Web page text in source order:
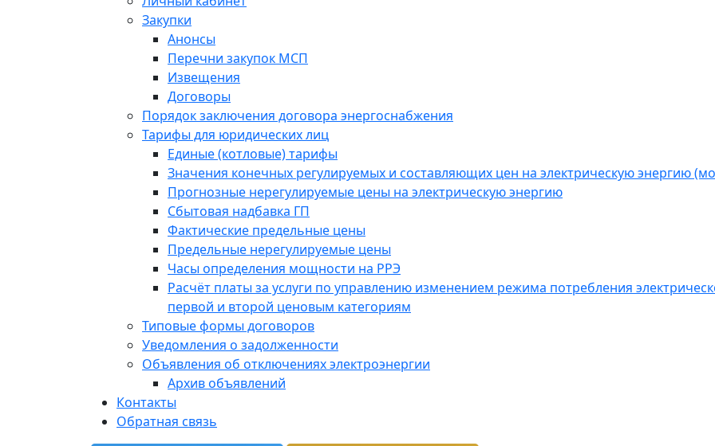
Закупки
Анонсы
Перечни закупок МСП
Извещения
Договоры
Порядок заключения договора энергоснабжения
Тарифы для юридических лиц
Единые (котловые) тарифы
Значения конечных регулируемых и составляющих цен на электрическую энергию
Прогнозные нерегулируемые цены на электрическую энергию
Сбытовая надбавка ГП
Фактические предельные цены
Предельные нерегулируемые цены
Часы определения мощности на РРЭ
Расчёт платы за услуги по управлению изменением режима потребления
первой и второй ценовым категориям
Типовые формы договоров
Уведомления о задолженности
Объявления об отключениях электроэнергии
Архив объявлений
Контакты
Обратная связь